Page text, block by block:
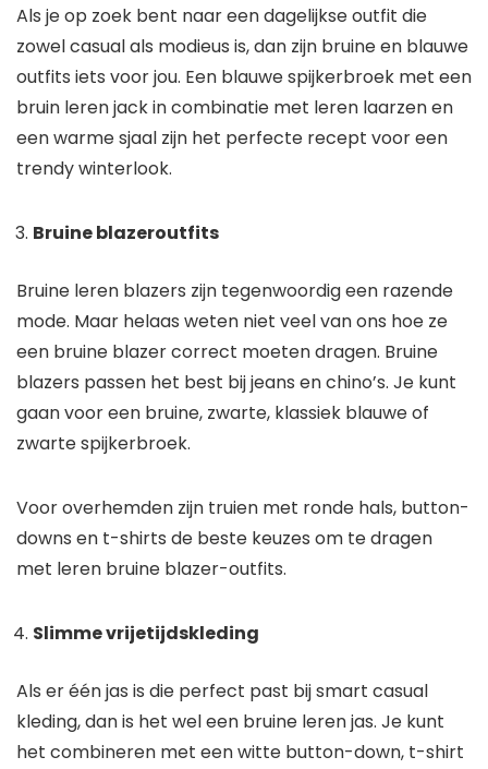
Als je op zoek bent naar een dagelijkse outfit die
zowel casual als modieus is, dan zijn bruine en blauwe
outfits iets voor jou. Een blauwe spijkerbroek met een
bruin leren jack in combinatie met leren laarzen en
een warme sjaal zijn het perfecte recept voor een
trendy winterlook.
Bruine blazeroutfits
Bruine leren blazers zijn tegenwoordig een razende
mode. Maar helaas weten niet veel van ons hoe ze
een bruine blazer correct moeten dragen. Bruine
blazers passen het best bij jeans en chino’s. Je kunt
gaan voor een bruine, zwarte, klassiek blauwe of
zwarte spijkerbroek.
Voor overhemden zijn truien met ronde hals, button-
downs en t-shirts de beste keuzes om te dragen
met leren bruine blazer-outfits.
Slimme vrijetijdskleding
Als er één jas is die perfect past bij smart casual
kleding, dan is het wel een bruine leren jas. Je kunt
het combineren met een witte button-down, t-shirt